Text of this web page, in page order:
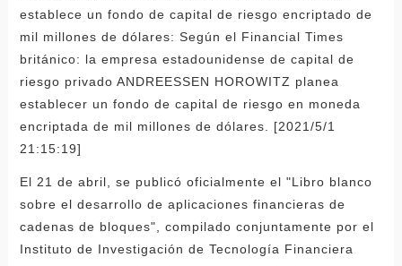
establece un fondo de capital de riesgo encriptado de
mil millones de dólares: Según el Financial Times
británico: la empresa estadounidense de capital de
riesgo privado ANDREESSEN HOROWITZ planea
establecer un fondo de capital de riesgo en moneda
encriptada de mil millones de dólares. [2021/5/1
21:15:19]
El 21 de abril, se publicó oficialmente el "Libro blanco
sobre el desarrollo de aplicaciones financieras de
cadenas de bloques", compilado conjuntamente por el
Instituto de Investigación de Tecnología Financiera